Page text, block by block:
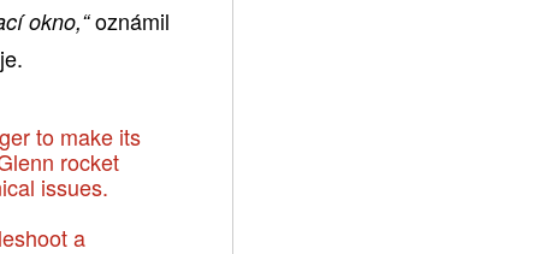
okno,“oznámil
to make its
rocket
issues.
a